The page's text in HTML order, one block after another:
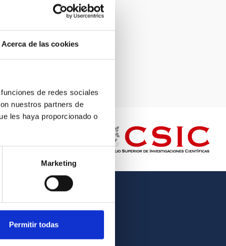
Acerca de las cookies
de redes sociales
nuestros partners de
les haya proporcionado o
Marketing
Permitir todas
OTHER LINKS
Tenders